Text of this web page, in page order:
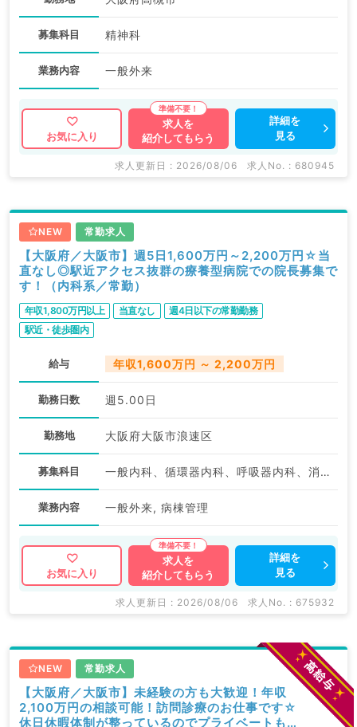
募集科目 精神科
業務内容 一般外来
お気に入り
求人を
紹介してもらう
詳細を
見る
求人更新日 : 2026/08/06 求人No. : 680945
NEW 常勤求人
【大阪府／大阪市】週5日1,600万円～2,200万円☆当
直なし◎駅近アクセス抜群の療養型病院での院長募集で
す！（内科系／常勤）
年収1,800万円以上 当直なし
週4日以下の常勤勤務
駅近・徒歩圏内
給与 年収1,600万円 ～ 2,200万円
勤務日数 週5.00日
勤務地 大阪府大阪市浪速区
募集科目 一般内科、循環器内科、呼吸器内科、消化器内科、内分泌・代謝内科
業務内容 一般外来, 病棟管理
お気に入り
求人を
紹介してもらう
詳細を
見る
求人更新日 : 2026/08/06 求人No. : 675932
NEW 常勤求人
【大阪府／大阪市】未経験の方も大歓迎！年収
2,100万円の相談可能！訪問診療のお仕事です☆
休日休暇体制が整っているのでプライベートも充